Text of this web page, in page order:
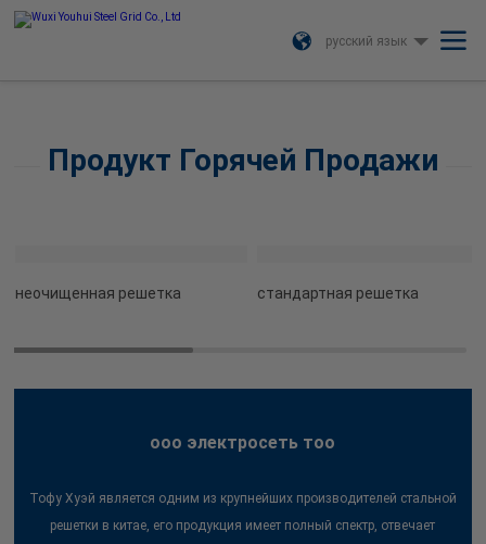
русский язык
Продукт Горячей Продажи
неочищенная решетка стандартная решетка
ооо электросеть тоо
Тофу Хуэй является одним из крупнейших производителей стальной
решетки в китае, его продукция имеет полный спектр, отвечает